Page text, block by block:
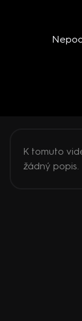
K tomuto
žádný popis.